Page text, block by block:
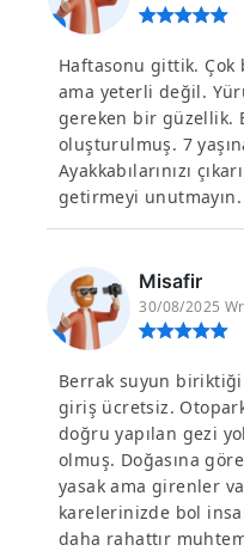
Haftasonu gittik. Çok
ama yeterli değil.
gereken bir güzellik.
oluşturulmuş. 7
Ayakkabılarınızı
getirmeyi unutmayın.
Misafir
30/08/2025
Berrak suyun biriktiği
giriş ücretsiz.
doğru yapılan gezi
olmuş. Doğasına
yasak ama girenler
karelerinizde bol
daha rahattır